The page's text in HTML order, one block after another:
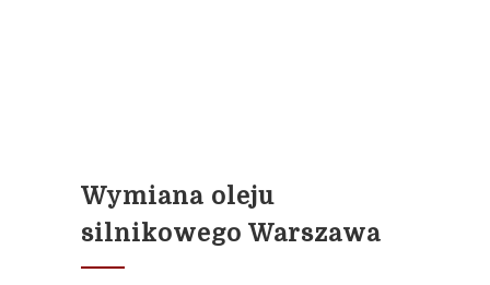
Wymiana oleju
silnikowego Warszawa